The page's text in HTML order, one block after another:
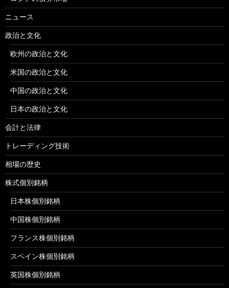
ニュース
政治と文化
欧州の政治と文化
米国の政治と文化
中国の政治と文化
日本の政治と文化
会計と法律
トレーディング技術
相場の歴史
株式個別銘柄
日本株個別銘柄
中国株個別銘柄
フランス株個別銘柄
スペイン株個別銘柄
英国株個別銘柄